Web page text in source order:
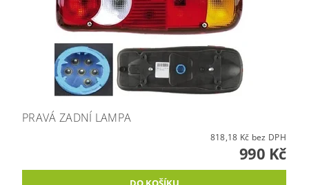
PRAVÁ ZADNÍ LAMPA
818,18 Kč bez DPH
990 Kč